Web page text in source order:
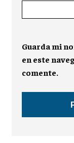
Guarda mi
en este
comente.